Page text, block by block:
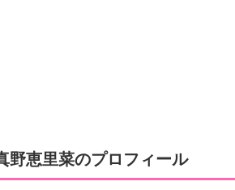
野恵里菜のプロフィール